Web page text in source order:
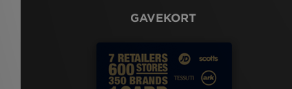
GAVEKORT